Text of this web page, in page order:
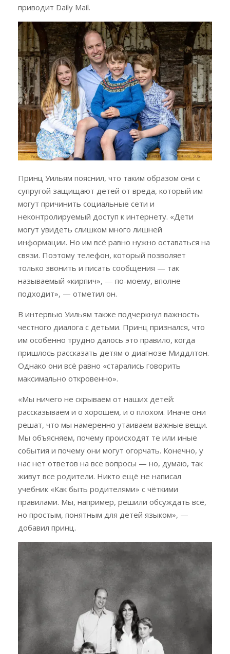
приводит Daily Mail.
Принц Уильям пояснил, что таким образом они с
супругой защищают детей от вреда, который им
могут причинить социальные сети и
неконтролируемый доступ к интернету. «Дети
могут увидеть слишком много лишней
информации. Но им всё равно нужно оставаться на
связи. Поэтому телефон, который позволяет
только звонить и писать сообщения — так
называемый «кирпич», — по-моему, вполне
подходит», — отметил он.
В интервью Уильям также подчеркнул важность
честного диалога с детьми. Принц признался, что
им особенно трудно далось это правило, когда
пришлось рассказать детям о диагнозе Миддлтон.
Однако они всё равно «старались говорить
максимально откровенно».
«Мы ничего не скрываем от наших детей:
рассказываем и о хорошем, и о плохом. Иначе они
решат, что мы намеренно утаиваем важные вещи.
Мы объясняем, почему происходят те или иные
события и почему они могут огорчать. Конечно, у
нас нет ответов на все вопросы — но, думаю, так
живут все родители. Никто ещё не написал
учебник «Как быть родителями» с чёткими
правилами. Мы, например, решили обсуждать всё,
но простым, понятным для детей языком», —
добавил принц.